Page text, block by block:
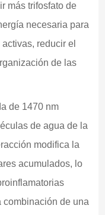
más trifosfato de
necesaria para
reducir el
de las
de 1470 nm
de agua de la
modifica la
acumulados, lo
combinación de una